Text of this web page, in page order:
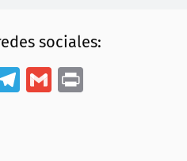
sociales:
Telegram
Gmail